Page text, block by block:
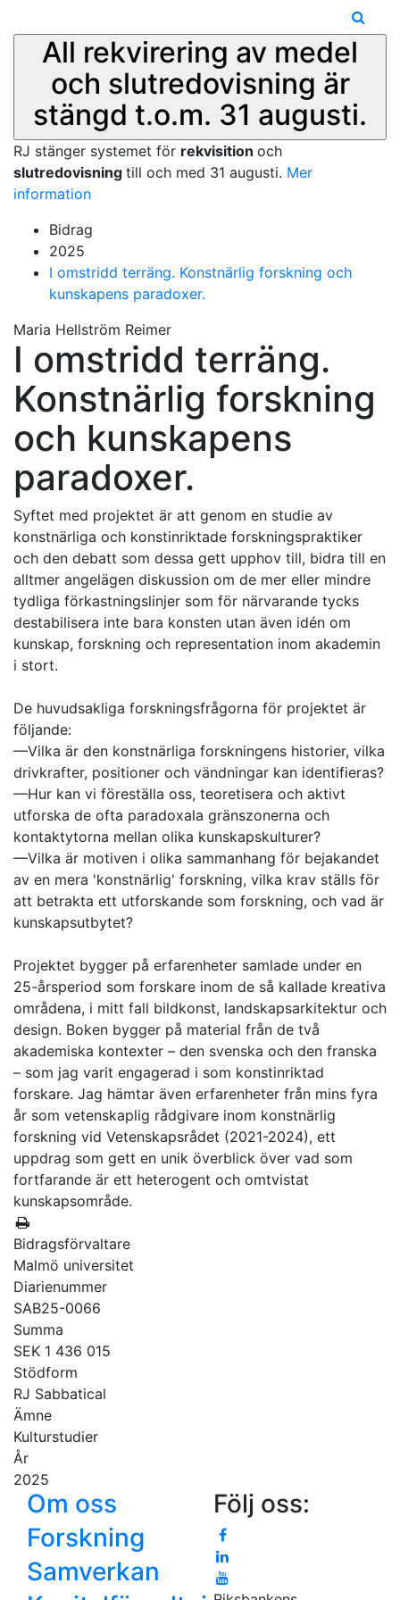
All rekvirering av medel
och slutredovisning är
stängd t.o.m. 31 augusti.
RJ stänger systemet för rekvisition och
slutredovisning till och med 31 augusti. Mer
information
Bidrag
2025
I omstridd terräng. Konstnärlig forskning och
kunskapens paradoxer.
Maria Hellström Reimer
I omstridd terräng.
Konstnärlig forskning
och kunskapens
paradoxer.
Syftet med projektet är att genom en studie av
konstnärliga och konstinriktade forskningspraktiker
och den debatt som dessa gett upphov till, bidra till en
alltmer angelägen diskussion om de mer eller mindre
tydliga förkastningslinjer som för närvarande tycks
destabilisera inte bara konsten utan även idén om
kunskap, forskning och representation inom akademin
i stort.
De huvudsakliga forskningsfrågorna för projektet är
följande:
—Vilka är den konstnärliga forskningens historier, vilka
drivkrafter, positioner och vändningar kan identifieras?
—Hur kan vi föreställa oss, teoretisera och aktivt
utforska de ofta paradoxala gränszonerna och
kontaktytorna mellan olika kunskapskulturer?
—Vilka är motiven i olika sammanhang för bejakandet
av en mera 'konstnärlig' forskning, vilka krav ställs för
att betrakta ett utforskande som forskning, och vad är
kunskapsutbytet?
Projektet bygger på erfarenheter samlade under en
25-årsperiod som forskare inom de så kallade kreativa
områdena, i mitt fall bildkonst, landskapsarkitektur och
design. Boken bygger på material från de två
akademiska kontexter – den svenska och den franska
– som jag varit engagerad i som konstinriktad
forskare. Jag hämtar även erfarenheter från mins fyra
år som vetenskaplig rådgivare inom konstnärlig
forskning vid Vetenskapsrådet (2021-2024), ett
uppdrag som gett en unik överblick över vad som
fortfarande är ett heterogent och omtvistat
kunskapsområde.
Bidragsförvaltare
Malmö universitet
Diarienummer
SAB25-0066
Summa
SEK 1 436 015
Stödform
RJ Sabbatical
Ämne
Kulturstudier
År
2025
Om oss
Forskning
Samverkan
Följ oss: